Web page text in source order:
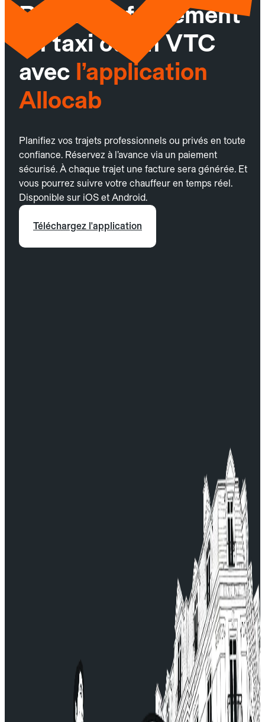
Réservez facilement
un taxi ou un VTC
avec l’application
Allocab
Planifiez vos trajets professionnels ou privés en toute
confiance. Réservez à l’avance via un paiement
sécurisé. À chaque trajet une facture sera générée. Et
vous pourrez suivre votre chauffeur en temps réel.
Disponible sur iOS et Android.
Téléchargez l'application